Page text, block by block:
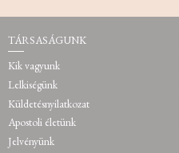
TÁRSASÁGUNK
Kik vagyunk
Lelkiségünk
Küldetésnyilatkozat
Apostoli életünk
Jelvényünk